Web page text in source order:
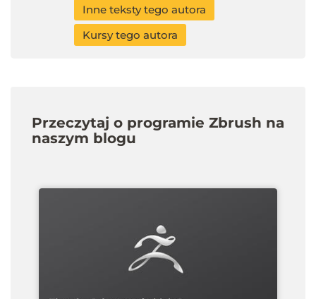
Inne teksty tego autora
Kursy tego autora
Przeczytaj o programie Zbrush na
naszym blogu